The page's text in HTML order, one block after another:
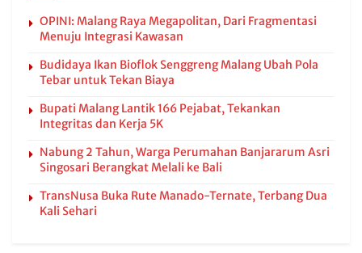
OPINI: Malang Raya Megapolitan, Dari Fragmentasi
Menuju Integrasi Kawasan
Budidaya Ikan Bioflok Senggreng Malang Ubah Pola
Tebar untuk Tekan Biaya
Bupati Malang Lantik 166 Pejabat, Tekankan
Integritas dan Kerja 5K
Nabung 2 Tahun, Warga Perumahan Banjararum Asri
Singosari Berangkat Melali ke Bali
TransNusa Buka Rute Manado-Ternate, Terbang Dua
Kali Sehari